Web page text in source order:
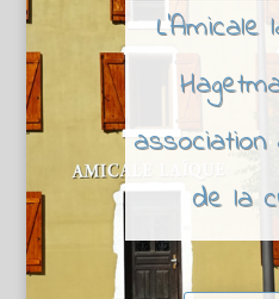
L'Amicale
de la